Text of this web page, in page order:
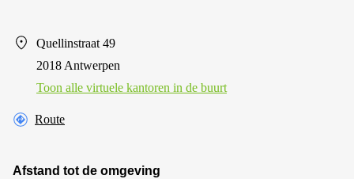
Quellinstraat 49
2018 Antwerpen
Toon alle virtuele kantoren in de buurt
Route
Afstand tot de omgeving